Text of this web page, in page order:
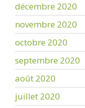
décembre 2020
novembre 2020
octobre 2020
septembre 2020
août 2020
juillet 2020